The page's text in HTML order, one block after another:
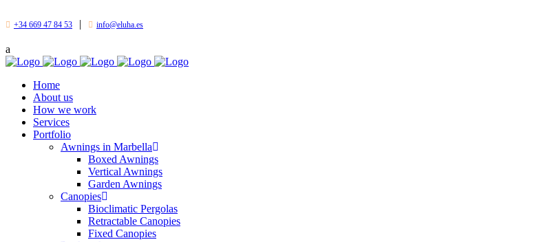
+34 669 47 84 53 | info@eluha.es
Home
About us
How we work
Services
Portfolio
Awnings in Marbella
Boxed Awnings
Vertical Awnings
Garden Awnings
Canopies
Bioclimatic Pergolas
Retractable Canopies
Fixed Canopies